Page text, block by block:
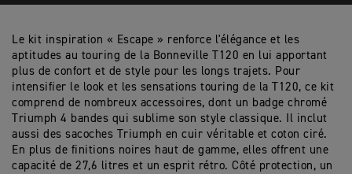
Le kit inspiration « Escape » renforce l'élégance et les
aptitudes au touring de la Bonneville T120 en lui apportant
plus de confort et de style pour les longs trajets. Pour
intensifier le look et les sensations touring de la T120, ce kit
comprend de nombreux accessoires, dont un badge chromé
Triumph 4 bandes qui sublime son style classique. Il inclut
aussi des sacoches Triumph en cuir véritable et coton ciré.
En plus de finitions noires haut de gamme, elles offrent une
capacité de 27,6 litres et un esprit rétro. Côté protection, un